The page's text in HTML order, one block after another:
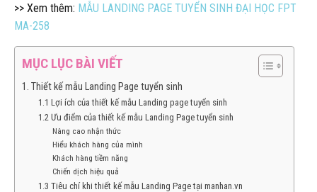
>> Xem thêm: MẪU LANDING PAGE TUYỂN SINH ĐẠI HỌC FPT
MA-258
MỤC LỤC BÀI VIẾT
1. Thiết kế mẫu Landing Page tuyển sinh
1.1 Lợi ích của thiết kế mẫu Landing page tuyển sinh
1.2 Ưu điểm của thiết kế mẫu Landing Page tuyển sinh
Nâng cao nhận thức
Hiểu khách hàng của mình
Khách hàng tiềm năng
Chiến dịch hiệu quả
1.3 Tiêu chí khi thiết kế mẫu Landing Page tại manhan.vn